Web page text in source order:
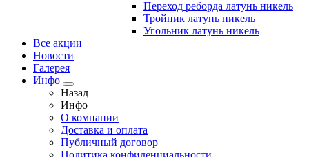
Переход реборда латунь никель
Тройник латунь никель
Угольник латунь никель
Все акции
Новости
Галерея
Инфо
Назад
Инфо
О компании
Доставка и оплата
Публичный договор
Политика конфиденциальности